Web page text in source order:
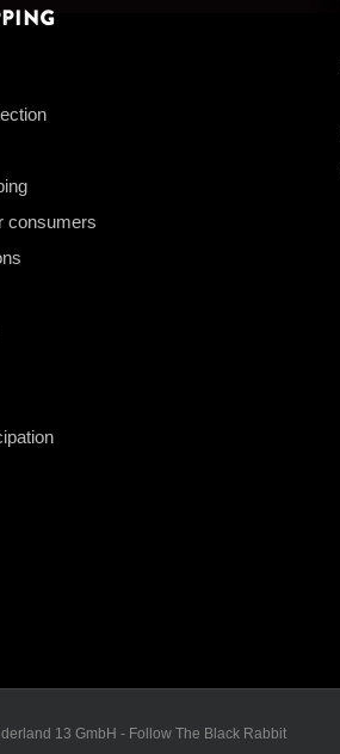
consumers
13 GmbH - Follow The Black Rabbit